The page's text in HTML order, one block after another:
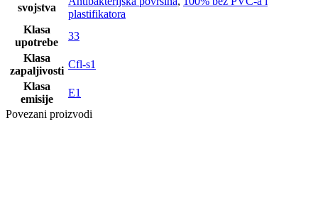
svojstva
plastifikatora
Klasa
upotrebe
33
Klasa
zapaljivosti
Cfl-s1
Klasa
emisije
E1
Povezani proizvodi